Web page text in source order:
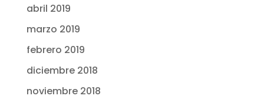
abril 2019
marzo 2019
febrero 2019
diciembre 2018
noviembre 2018